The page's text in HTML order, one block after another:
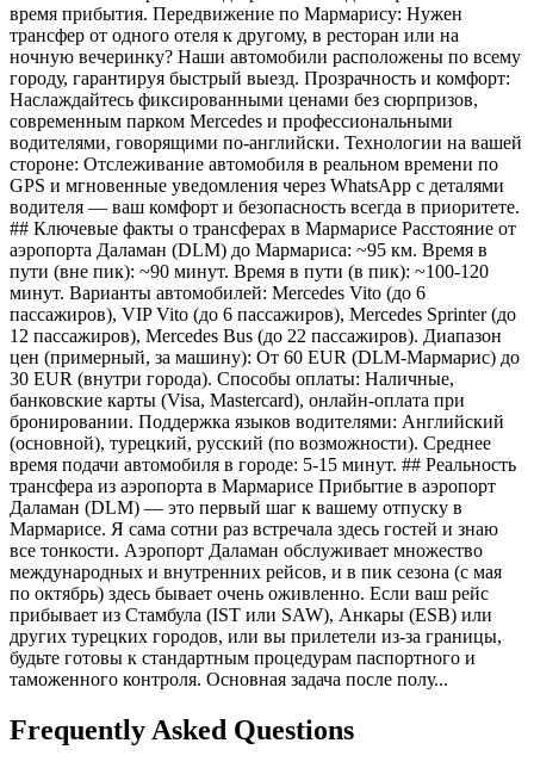
время прибытия. Передвижение по Мармарису: Нужен
трансфер от одного отеля к другому, в ресторан или на
ночную вечеринку? Наши автомобили расположены по всему
городу, гарантируя быстрый выезд. Прозрачность и комфорт:
Наслаждайтесь фиксированными ценами без сюрпризов,
современным парком Mercedes и профессиональными
водителями, говорящими по-английски. Технологии на вашей
стороне: Отслеживание автомобиля в реальном времени по
GPS и мгновенные уведомления через WhatsApp с деталями
водителя — ваш комфорт и безопасность всегда в приоритете.
## Ключевые факты о трансферах в Мармарисе Расстояние от
аэропорта Даламан (DLM) до Мармариса: ~95 км. Время в
пути (вне пик): ~90 минут. Время в пути (в пик): ~100-120
минут. Варианты автомобилей: Mercedes Vito (до 6
пассажиров), VIP Vito (до 6 пассажиров), Mercedes Sprinter (до
12 пассажиров), Mercedes Bus (до 22 пассажиров). Диапазон
цен (примерный, за машину): От 60 EUR (DLM-Мармарис) до
30 EUR (внутри города). Способы оплаты: Наличные,
банковские карты (Visa, Mastercard), онлайн-оплата при
бронировании. Поддержка языков водителями: Английский
(основной), турецкий, русский (по возможности). Среднее
время подачи автомобиля в городе: 5-15 минут. ## Реальность
трансфера из аэропорта в Мармарисе Прибытие в аэропорт
Даламан (DLM) — это первый шаг к вашему отпуску в
Мармарисе. Я сама сотни раз встречала здесь гостей и знаю
все тонкости. Аэропорт Даламан обслуживает множество
международных и внутренних рейсов, и в пик сезона (с мая
по октябрь) здесь бывает очень оживленно. Если ваш рейс
прибывает из Стамбула (IST или SAW), Анкары (ESB) или
других турецких городов, или вы прилетели из-за границы,
будьте готовы к стандартным процедурам паспортного и
таможенного контроля. Основная задача после полу...
Frequently Asked Questions